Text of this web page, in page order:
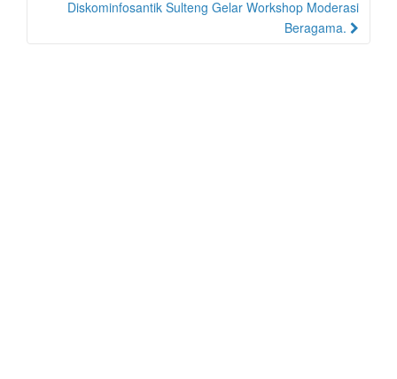
Diskominfosantik Sulteng Gelar Workshop Moderasi
Beragama.